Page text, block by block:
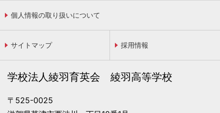
個人情報の取り扱いについて
サイトマップ 採用情報
学校法人綾羽育英会 綾羽高等学校
〒525-0025